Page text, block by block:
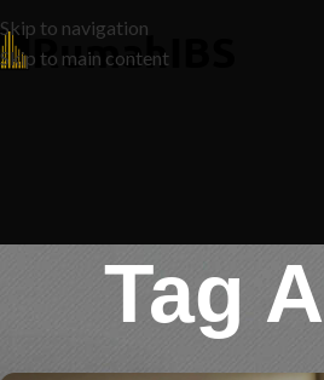
Skip to navigation
Skip to main content
Tag